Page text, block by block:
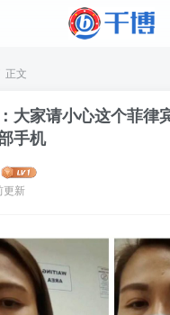
正文
大家请小心这个菲律
手机
更新